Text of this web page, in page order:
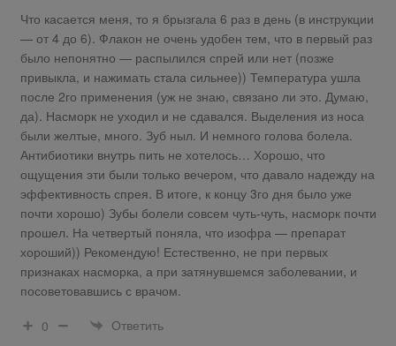
Что касается меня, то я брызгала 6 раз в день (в инструкции
— от 4 до 6). Флакон не очень удобен тем, что в первый раз
было непонятно — распылился спрей или нет (позже
привыкла, и нажимать стала сильнее)) Температура ушла
после 2го применения (уж не знаю, связано ли это. Думаю,
да). Насморк не уходил и не сдавался. Выделения из носа
были желтые, много. Зуб ныл. И немного голова болела.
Антибиотики внутрь пить не хотелось… Хорошо, что
ощущения эти были только вечером, что давало надежду на
эффективность спрея. В итоге, к концу 3го дня было уже
почти хорошо) Зубы болели совсем чуть-чуть, насморк почти
прошел. На четвертый поняла, что изофра — препарат
хороший)) Рекомендую! Естественно, не при первых
признаках насморка, а при затянувшемся заболевании, и
посоветовавшись с врачом.
0
Ответить